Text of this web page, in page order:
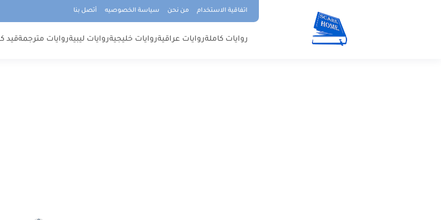
اتفاقية الاستخدام من نحن سياسة الخصوصيه أتصل بنا
روايات كاملةروايات عراقيةروايات خليجيةروايات ليبيةروايات مترجمةقيد